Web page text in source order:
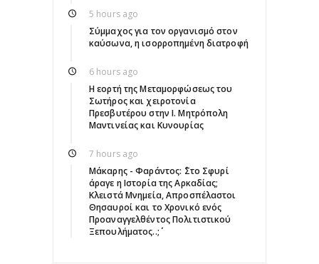
5 hours ago
Σύμμαχος για τον οργανισμό στον
καύσωνα, η ισορροπημένη διατροφή
6 hours ago
Η εορτή της Μεταμορφώσεως του
Σωτήρος και χειροτονία
Πρεσβυτέρου στην Ι. Μητρόπολη
Μαντινείας και Κυνουρίας
7 hours ago
Μάκαρης - Φαράντος: ΄΄Στο Σφυρί
άραγε η Ιστορία της Αρκαδίας;
Κλειστά Μνημεία, Απροσπέλαστοι
Θησαυροί και το Χρονικό ενός
Προαναγγελθέντος Πολιτιστικού
Ξεπουλήματος..;΄΄